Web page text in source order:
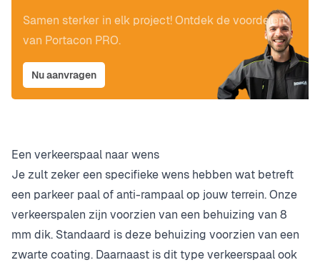
Samen sterker in elk project! Ontdek de voordelen
van Portacon PRO.
Nu aanvragen
Een verkeerspaal naar wens
Je zult zeker een specifieke wens hebben wat betreft
een parkeer paal of anti-rampaal op jouw terrein. Onze
verkeerspalen zijn voorzien van een behuizing van 8
mm dik. Standaard is deze behuizing voorzien van een
zwarte coating. Daarnaast is dit type verkeerspaal ook